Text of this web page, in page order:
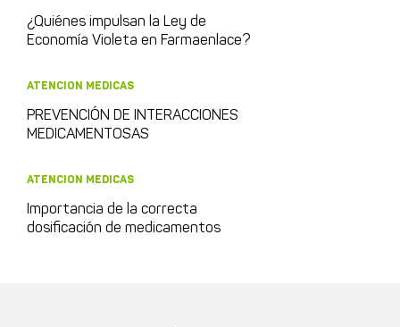
¿Quiénes impulsan la Ley de
Economía Violeta en Farmaenlace?
ATENCION MEDICAS
PREVENCIÓN DE INTERACCIONES
MEDICAMENTOSAS
ATENCION MEDICAS
Importancia de la correcta
dosificación de medicamentos